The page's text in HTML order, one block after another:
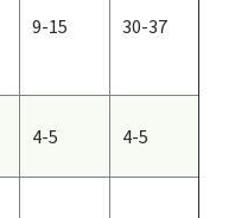
9-15 30-37
4-5 4-5